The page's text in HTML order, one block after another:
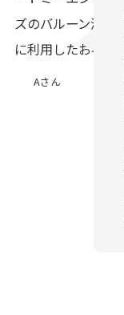
Aさん